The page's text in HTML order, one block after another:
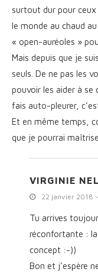
surtout dur pour
le monde au chaud
« open-auréoles »
Mais depuis que je
seuls. De ne pas les
pouvoir les aider à
fais auto-pleurer,
Et en même temps,
que je pourrai
VIRGINIE
22 janvier 2018
Tu arrives
réconfortante : la
concept :-))
Bon et j’espère